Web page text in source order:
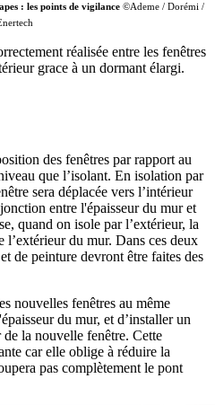
: les points de vigilance ©Ademe / Dorémi /
réalisée entre les fenêtres
grace à un dormant élargi.
des fenêtres par rapport au
que l’isolant. En isolation par
sera déplacée vers l’intérieur
entre l'épaisseur du mur et
quand on isole par l’extérieur, la
l’extérieur du mur. Dans ces deux
de peinture devront être faites des
nouvelles fenêtres au même
du mur, et d’installer un
la nouvelle fenêtre. Cette
car elle oblige à réduire la
pas complètement le pont